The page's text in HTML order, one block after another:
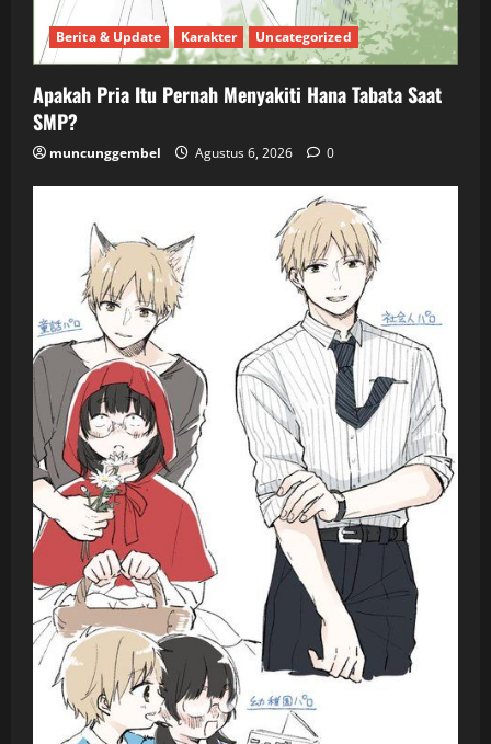
Berita & Update Karakter Uncategorized
Apakah Pria Itu Pernah Menyakiti Hana Tabata Saat
SMP?
muncunggembel Agustus 6, 2026 0